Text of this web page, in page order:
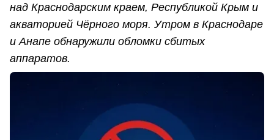
над Краснодарским краем, Республикой Крым и
акваторией Чёрного моря. Утром в Краснодаре
и Анапе обнаружили обломки сбитых
аппаратов.